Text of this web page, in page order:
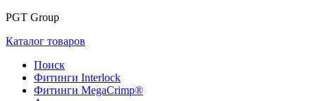
PGT Group
Каталог товаров
Поиск
Фитинги Interlock
Фитинги MegaCrimp®